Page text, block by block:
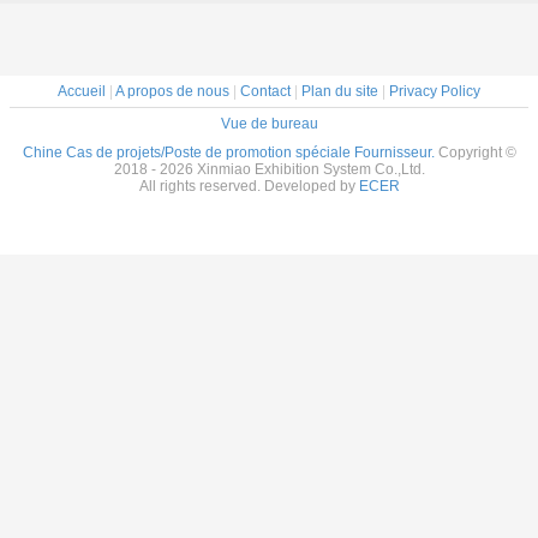
Accueil A propos de nous Contact| Plan du site
Privacy Policy
Vue de bureau
Chine Cas de projets/Poste de promotion spéciale Fournisseur. Copyright ©
2018 - 2026 Xinmiao Exhibition System Co.,Ltd.
All rights reserved. Developed by ECER